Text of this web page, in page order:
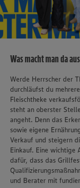
Was macht man da
Werde Herrscher der
durchläufst du
Fleischtheke
steht an oberster
angeht. Denn das
sowie eigene
Verkauf und steigern
Einkauf. Eine wichtige
dafür, dass das
und Berater mit